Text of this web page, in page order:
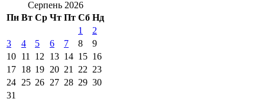
Серпень 2026
Пн Вт Ср Чт Пт Сб Нд
1
2
3
4 5 6 7 8
9
10 11 12 13 14 15 16
17 18 19 20 21 22 23
24 25 26 27 28 29 30
31